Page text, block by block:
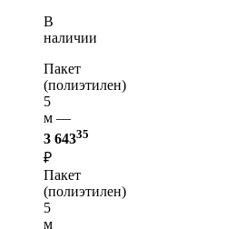
В
наличии
Пакет
(полиэтилен)
5
м —
3 64335
₽
Пакет
(полиэтилен)
5
м